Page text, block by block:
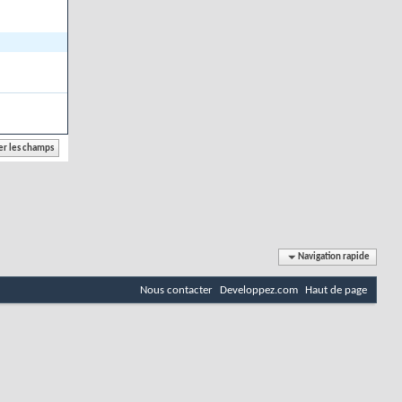
Navigation rapide
Nous contacter Developpez.com Haut de page